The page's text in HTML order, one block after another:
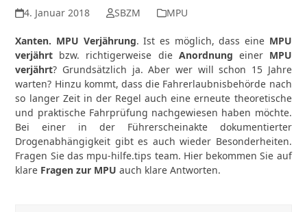
4. Januar 2018 SBZM MPU
Xanten. MPU Verjährung. Ist es möglich, dass eineMPU
verjährt bzw. richtigerweise die Anordnung einerMPU
verjährt? Grundsätzlich ja. Aber wer will schon 15 Jahre
warten? Hinzu kommt, dass die Fahrerlaubnisbehörde nach
so langer Zeit in der Regel auch eine erneute theoretische
und praktische Fahrprüfung nachgewiesen haben möchte.
Bei einer in der Führerscheinakte dokumentierter
Drogenabhängigkeit gibt es auch wieder Besonderheiten.
Fragen Sie das mpu-hilfe.tips team. Hier bekommen Sie auf
klare Fragen zur MPU auch klare Antworten.